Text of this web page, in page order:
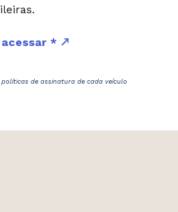
*
de assinatura de cada veículo